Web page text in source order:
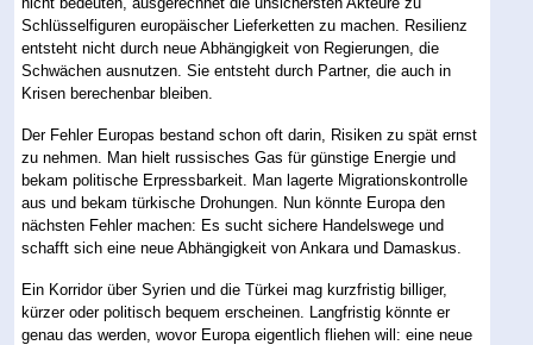
Schlüsselfiguren europäischer Lieferketten zu machen. Resilienz
entsteht nicht durch neue Abhängigkeit von Regierungen, die
Schwächen ausnutzen. Sie entsteht durch Partner, die auch in
Krisen berechenbar bleiben.
Der Fehler Europas bestand schon oft darin, Risiken zu spät ernst
zu nehmen. Man hielt russisches Gas für günstige Energie und
bekam politische Erpressbarkeit. Man lagerte Migrationskontrolle
aus und bekam türkische Drohungen. Nun könnte Europa den
nächsten Fehler machen: Es sucht sichere Handelswege und
schafft sich eine neue Abhängigkeit von Ankara und Damaskus.
Ein Korridor über Syrien und die Türkei mag kurzfristig billiger,
kürzer oder politisch bequem erscheinen. Langfristig könnte er
genau das werden, wovor Europa eigentlich fliehen will: eine neue